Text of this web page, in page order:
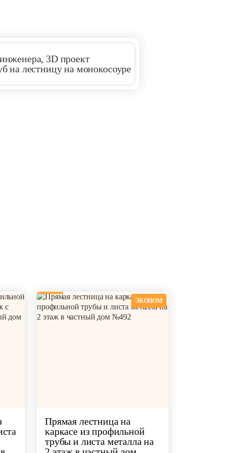
Эконом
Элитные3D проект
на лестницу на монокосоуре
ЭКОНОМ
Прямая лестница на
каркасе из профильной
трубы и листа металла на